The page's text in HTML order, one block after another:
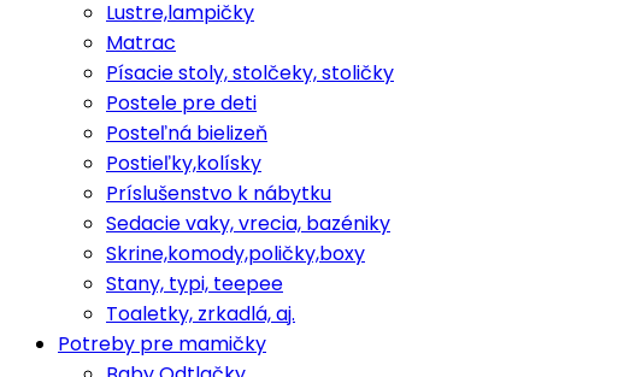
Lustre,lampičky
Matrac
Písacie stoly, stolčeky, stoličky
Postele pre deti
Posteľná bielizeň
Postieľky,kolísky
Príslušenstvo k nábytku
Sedacie vaky, vrecia, bazéniky
Skrine,komody,poličky,boxy
Stany, typi, teepee
Toaletky, zrkadlá, aj.
Potreby pre mamičky